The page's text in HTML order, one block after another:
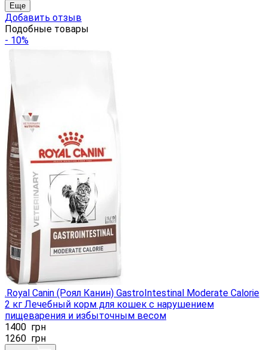
Еще
Добавить отзыв
Подобные товары
- 10%
.Royal Canin (Роял Канин) GastroIntestinal Moderate Calorie
2 кг Лечебный корм для кошек с нарушением
пищеварения и избыточным весом
1400 грн
1260 грн